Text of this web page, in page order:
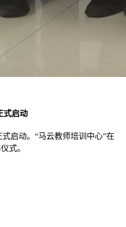
式启动
启动。“马云教师培训中心”在
式。